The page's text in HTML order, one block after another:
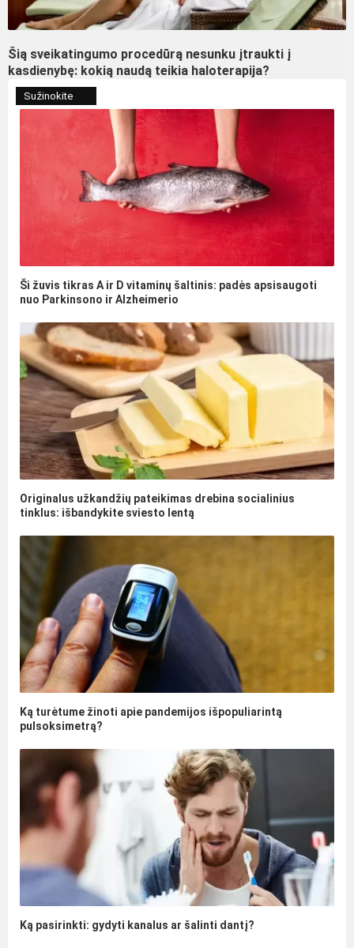
Šią sveikatingumo procedūrą nesunku įtraukti į
kasdienybę: kokią naudą teikia haloterapija?
Sužinokite
Ši žuvis tikras A ir D vitaminų šaltinis: padės apsisaugoti
nuo Parkinsono ir Alzheimerio
Originalus užkandžių pateikimas drebina socialinius
tinklus: išbandykite sviesto lentą
Ką turėtume žinoti apie pandemijos išpopuliarintą
pulsoksimetrą?
Ką pasirinkti: gydyti kanalus ar šalinti dantį?